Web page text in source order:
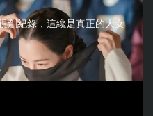
創紀錄，這纔是真正的大女